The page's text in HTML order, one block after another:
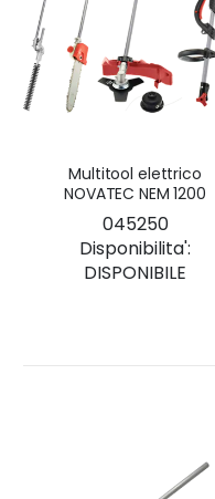
Multitool elettrico
NOVATEC NEM 1200
045250
Disponibilita':
DISPONIBILE